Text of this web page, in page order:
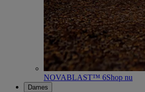
NOVABLAST™ 6Shop nu
Dames